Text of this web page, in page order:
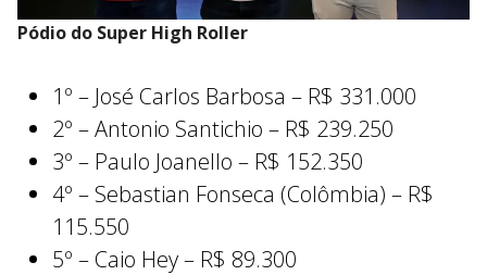
Pódio do Super High Roller
1º – José Carlos Barbosa – R$ 331.000
2º – Antonio Santichio – R$ 239.250
3º – Paulo Joanello – R$ 152.350
4º – Sebastian Fonseca (Colômbia) – R$
115.550
5º – Caio Hey – R$ 89.300